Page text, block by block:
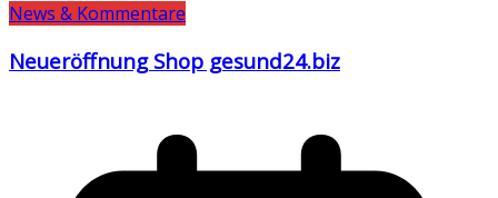
News & Kommentare
Neueröffnung Shop gesund24.biz